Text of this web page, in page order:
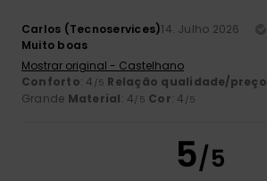
Carlos (Tecnoservices)14. Julho 2026
Muito boas
Mostrar original - Castelhano
Conforto: 4 /5 Relação qualidade/preço
Grande Material: 4/5 Cor: 4 /5
5/5